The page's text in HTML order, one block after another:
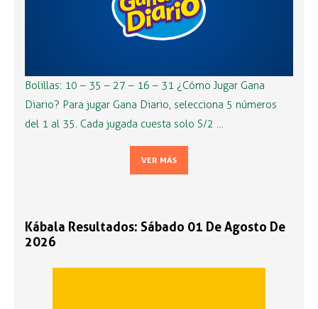
Bolillas: 10 – 35 – 27 – 16 – 31 ¿Cómo Jugar Gana
Diario? Para jugar Gana Diario, selecciona 5 números
del 1 al 35. Cada jugada cuesta solo S/2 …
VER MÁS
Kábala Resultados: Sábado 01 De Agosto De
2026